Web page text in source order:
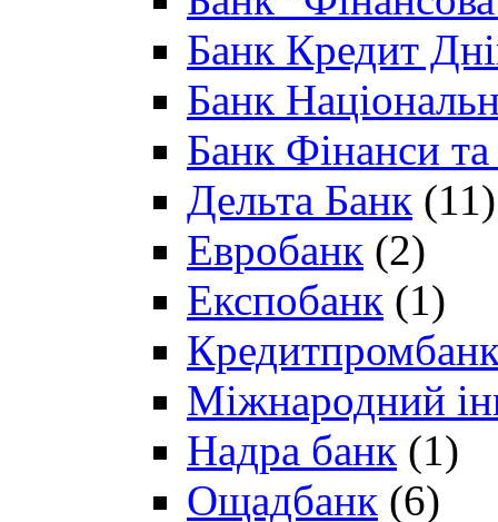
Банк Кредит
Банк
Банк Фінанси
Дельта Банк (11)
Евробанк (2)
Експобанк (1)
Міжнародний
Надра банк (1)
Ощадбанк (6)